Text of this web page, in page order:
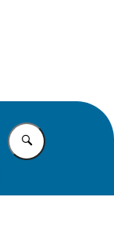
Vul in wat u